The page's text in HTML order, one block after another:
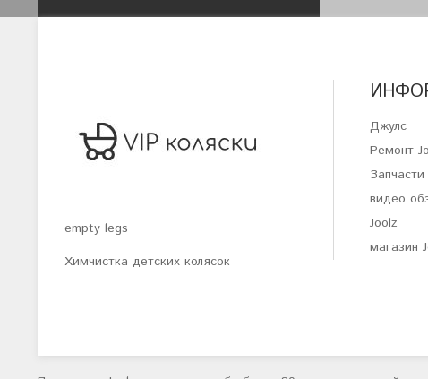
empty legs
Химчистка детских колясок
Джулс
Ремонт
видео
Joolz
магазин